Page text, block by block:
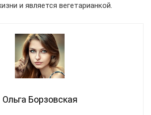
и является вегетарианкой.
Ольга Борзовская